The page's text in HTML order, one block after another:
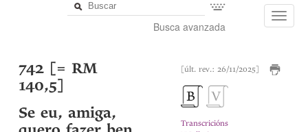
Busca avanzada
[últ. rev.: 26/11/2025]
Transcricións
742 [= RM
140,5]
Se eu, amiga,